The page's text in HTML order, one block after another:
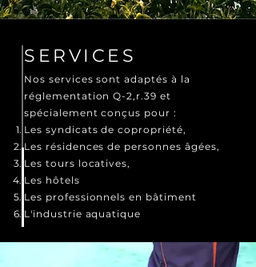
SERVICES
Nos services sont adaptés à la
réglementation Q-2,r.39 et
spécialement conçus pour :
Les syndicats de copropriété,
Les résidences de personnes âgées,
Les tours locatives,
Les hôtels
Les professionnels en bâtiment
L'industrie aquatique